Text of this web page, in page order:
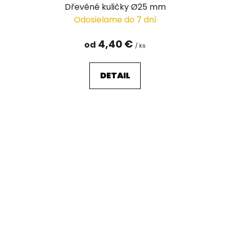
Dřevěné kuličky Ø25 mm
Odosielame do 7 dní
od 4,40 € / ks
DETAIL